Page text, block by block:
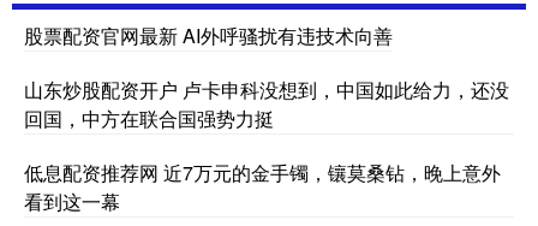
股票配资官网最新 AI外呼骚扰有违技术向善
山东炒股配资开户 卢卡申科没想到，中国如此给力，还没
回国，中方在联合国强势力挺
低息配资推荐网 近7万元的金手镯，镶莫桑钻，晚上意外
看到这一幕